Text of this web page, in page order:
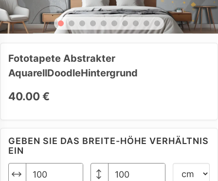
Fototapete Abstrakter
AquarellDoodleHintergrund
40.00 €
GEBEN SIE DAS BREITE-HÖHE VERHÄLTNIS
EIN